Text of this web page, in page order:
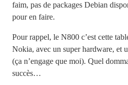
faim, pas de packages Debian
pour en faire.
Pour rappel, le N800 c’est cette
Nokia, avec un super hardware, et
(ça n’engage que moi). Quel
succès…